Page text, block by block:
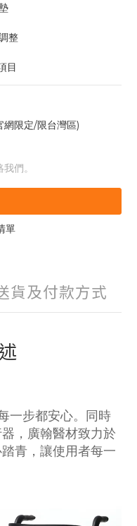
整
目
限定/限台灣區)
們。
單
貨及付款方式
一步都安心。同時
，廣翰醫材致力於
青，讓使用者每一